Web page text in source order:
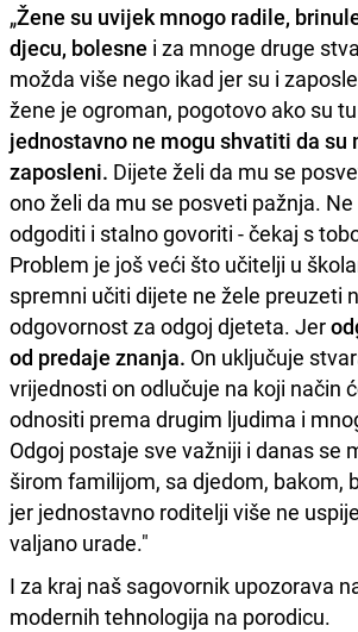
„Žene su uvijek mnogo radile,
djecu, bolesne i za mnoge druge
možda više nego ikad jer su i
žene je ogroman, pogotovo ako su
jednostavno ne mogu shvatiti da su
zaposleni. Dijete želi da mu se
ono želi da mu se posveti pažnja.
odgoditi i stalno govoriti - čekaj s
Problem je još veći što učitelji u
spremni učiti dijete ne žele preuzeti
odgovornost za odgoj djeteta. Jer
od predaje znanja. On uključuje
vrijednosti on odlučuje na koji način
odnositi prema drugim ljudima i
Odgoj postaje sve važniji i danas se
širom familijom, sa djedom, bakom,
jer jednostavno roditelji više ne
valjano urade."
I za kraj naš sagovornik upozorava
modernih tehnologija na porodicu.